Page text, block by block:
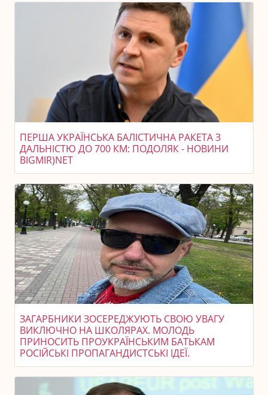
ПЕРША УКРАЇНСЬКА БАЛІСТИЧНА РАКЕТА З
ДАЛЬНІСТЮ ДО 700 КМ: ПОДОЛЯК - НОВИНИ
BIGMIR)NET
ЗАГАРБНИКИ ЗОСЕРЕДЖУЮТЬ СВОЮ УВАГУ
ВИКЛЮЧНО НА ШКОЛЯРАХ. МОЛОДЬ
ПРИНОСИТЬ ПРОУКРАЇНСЬКИМ БАТЬКАМ
РОСІЙСЬКІ ПРОПАГАНДИСТСЬКІ ІДЕЇ.